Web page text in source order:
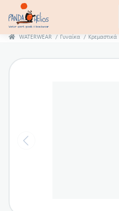
WATERWEAR / Γυναίκα / Κρεμαστικά